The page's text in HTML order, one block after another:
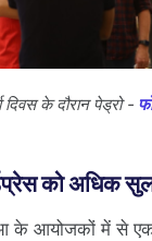
दिवस के दौरान पेड्रो -
को अधिक
के आयोजकों में से